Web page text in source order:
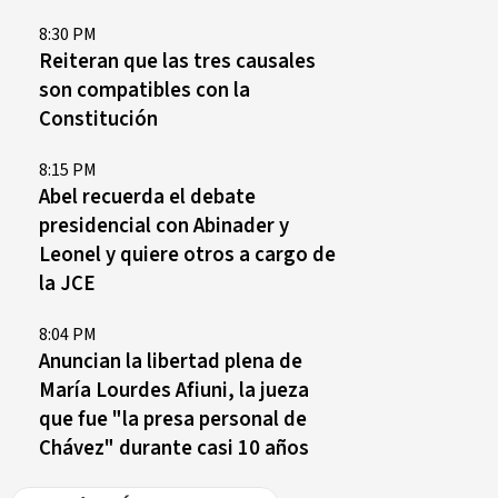
8:30 PM
Reiteran que las tres causales
son compatibles con la
Constitución
8:15 PM
Abel recuerda el debate
presidencial con Abinader y
Leonel y quiere otros a cargo de
la JCE
8:04 PM
Anuncian la libertad plena de
María Lourdes Afiuni, la jueza
que fue "la presa personal de
Chávez" durante casi 10 años